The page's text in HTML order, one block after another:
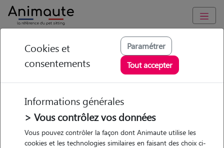
Animaute Bretagne / Dol-de-Bretagne
Adeline - Petsitter à
HIREL
• 20 ans
Cookies et
consentements
Paramétrer
Tout accepter
Informations générales
> Vous contrôlez vos données
Vous pouvez contrôler la façon dont Animaute utilise les
cookies et les technologies similaires en faisant des choix ci-